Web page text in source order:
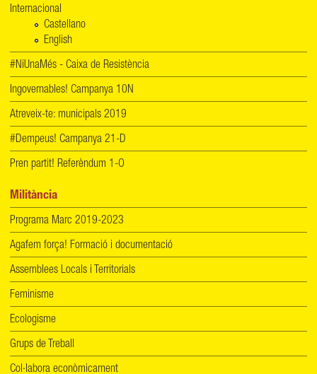
Internacional
Castellano
English
#NiUnaMés - Caixa de Resistència
Ingovernables! Campanya 10N
Atreveix-te: municipals 2019
#Dempeus! Campanya 21-D
Pren partit! Referèndum 1-O
Militància
Programa Marc 2019-2023
Agafem força! Formació i documentació
Assemblees Locals i Territorials
Feminisme
Ecologisme
Grups de Treball
Col·labora econòmicament